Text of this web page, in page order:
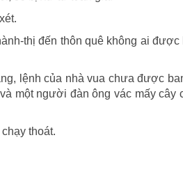
thị đến thôn quê không ai được
lệnh của nhà vua chưa được
một người đàn ông vác mấy cây
thoát.